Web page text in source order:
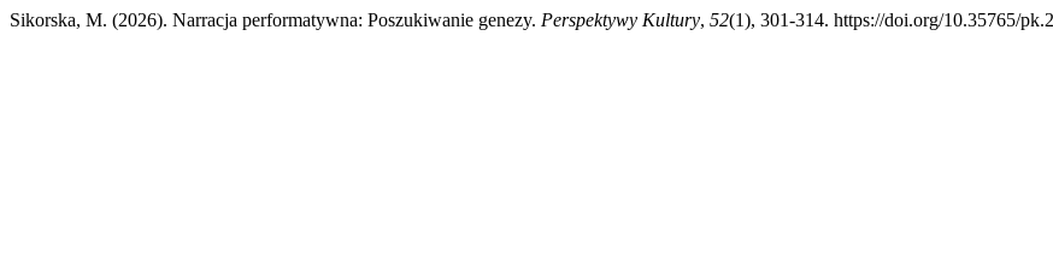
Sikorska, M. (2026). Narracja performatywna: Poszukiwanie genezy. Perspektywy Kultury, 52(1), 301-314. https://doi.org/10.35765/